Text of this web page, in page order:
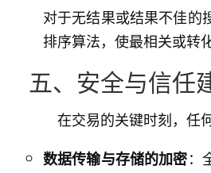
对于无结果或结果不佳的
排序算法，使最相关或转
五、安全与信任
在交易的关键时刻，任
数据传输与存储的加密：